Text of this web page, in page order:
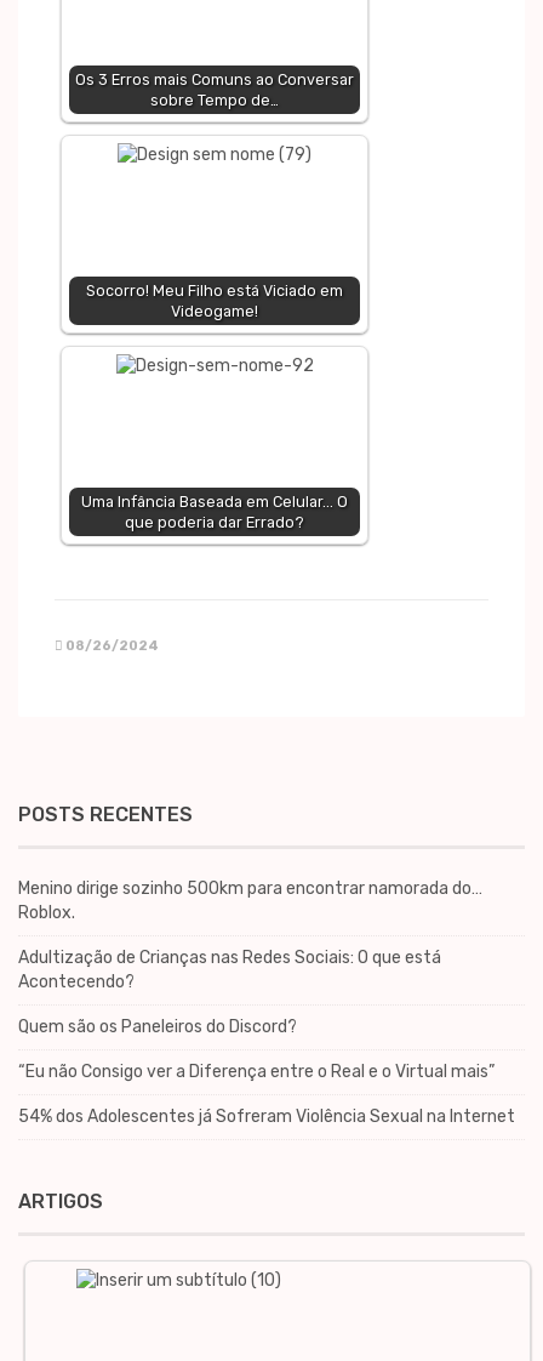
Os 3 Erros mais Comuns ao Conversar
sobre Tempo de…
Socorro! Meu Filho está Viciado em
Videogame!
Uma Infância Baseada em Celular... O
que poderia dar Errado?
08/26/2024
POSTS RECENTES
Menino dirige sozinho 500km para encontrar namorada do…
Roblox.
Adultização de Crianças nas Redes Sociais: O que está
Acontecendo?
Quem são os Paneleiros do Discord?
“Eu não Consigo ver a Diferença entre o Real e o Virtual mais”
54% dos Adolescentes já Sofreram Violência Sexual na Internet
ARTIGOS